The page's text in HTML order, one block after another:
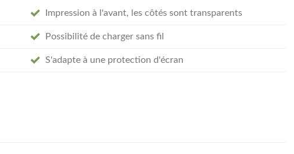
Impression à l'avant, les côtés sont transparents
Possibilité de charger sans fil
S'adapte à une protection d'écran